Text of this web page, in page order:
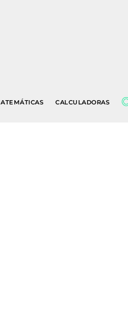
CALCULADORAS